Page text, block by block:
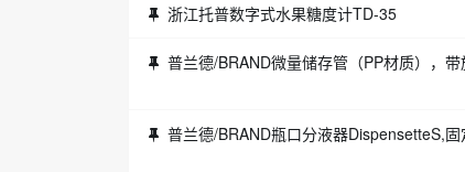
浙江托普数字式水果糖度计TD-35
普兰德/BRAND微量储存管（PP材质），带旋盖（PP材质）
普兰德/BRAND瓶口分液器DispensetteS,固定量程,DE-